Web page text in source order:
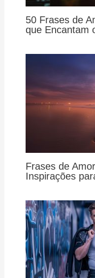
50 Frases de
que Encantam
Frases de
Inspirações